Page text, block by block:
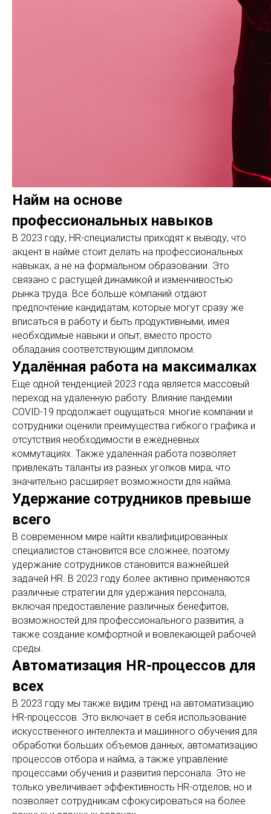
Найм на основе
профессиональных навыков
В 2023 году, HR-специалисты приходят к выводу, что
акцент в найме стоит делать на профессиональных
навыках, а не на формальном образовании. Это
связано с растущей динамикой и изменчивостью
рынка труда. Все больше компаний отдают
предпочтение кандидатам, которые могут сразу же
вписаться в работу и быть продуктивными, имея
необходимые навыки и опыт, вместо просто
обладания соответствующим дипломом.
Удалённая работа на максималках
Еще одной тенденцией 2023 года является массовый
переход на удаленную работу. Влияние пандемии
COVID-19 продолжает ощущаться: многие компании и
сотрудники оценили преимущества гибкого графика и
отсутствия необходимости в ежедневных
коммутациях. Также удаленная работа позволяет
привлекать таланты из разных уголков мира, что
значительно расширяет возможности для найма.
Удержание сотрудников превыше
всего
В современном мире найти квалифицированных
специалистов становится все сложнее, поэтому
удержание сотрудников становится важнейшей
задачей HR. В 2023 году более активно применяются
различные стратегии для удержания персонала,
включая предоставление различных бенефитов,
возможностей для профессионального развития, а
также создание комфортной и вовлекающей рабочей
среды.
Автоматизация HR-процессов для
всех
В 2023 году мы также видим тренд на автоматизацию
HR-процессов. Это включает в себя использование
искусственного интеллекта и машинного обучения для
обработки больших объемов данных, автоматизацию
процессов отбора и найма, а также управление
процессами обучения и развития персонала. Это не
только увеличивает эффективность HR-отделов, но и
позволяет сотрудникам сфокусироваться на более